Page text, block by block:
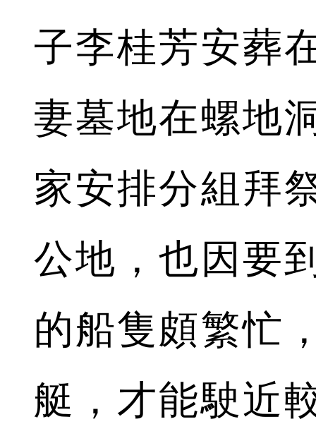
子李桂芳安葬
妻墓地在螺地
家安排分組拜
公地，也因要
的船隻頗繁忙
艇，才能駛近